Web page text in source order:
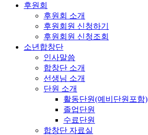
후원회
후원회 소개
후원회원 신청하기
후원회원 신청조회
소년합창단
인사말씀
합창단 소개
선생님 소개
단원 소개
활동단원(예비단원포함)
졸업단원
수료단원
합창단 자료실